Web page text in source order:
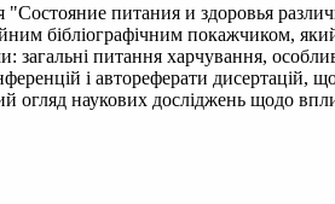
"Состояние питания и здоровья
бібліографічним покажчиком,
питання харчування,
і автореферати дисертацій,
огляд наукових досліджень щодо